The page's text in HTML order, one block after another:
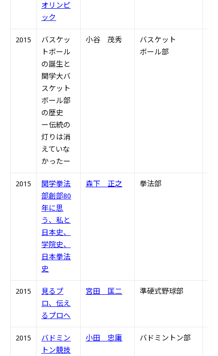
オリンピ
ック
2015
バスケッ
トボール
の誕生と
関学大バ
スケット
ボール部
の歴史
ー伝統の
灯りは消
えていな
かったー
小谷 茂秀
バスケット
ボール部
2015
関学拳法
部創部80
年に思
う、私と
日本史、
学院史、
日本拳法
史
森下 正之 拳法部
2015
見るプ
ロ、伝え
るプロへ
宮田 匡二 準硬式野球部
2015
バドミン
トン競技
小田 忠庸 バドミントン部